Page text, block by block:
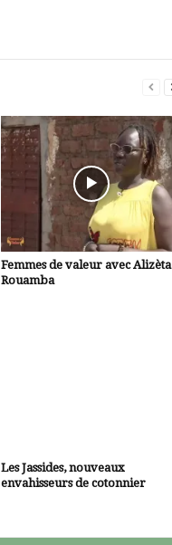
Femmes de valeur avec Alizèta
Rouamba
Les Jassides, nouveaux
envahisseurs de cotonnier